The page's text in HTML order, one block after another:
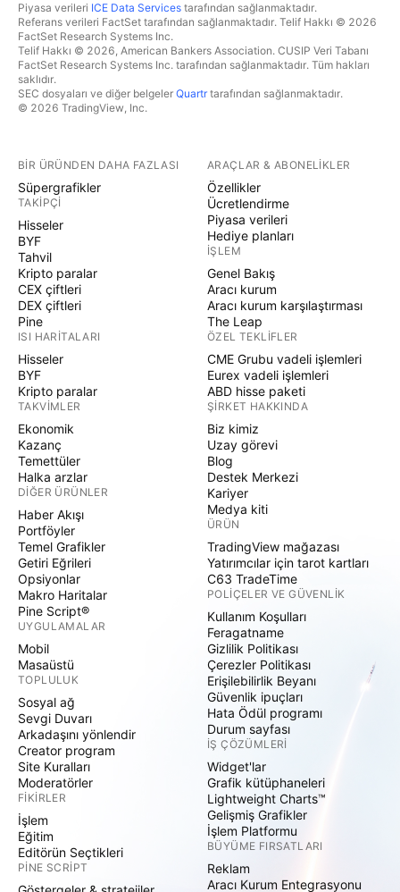
Piyasa verileri ICE Data Services tarafından sağlanmaktadır.
Referans verileri FactSet tarafından sağlanmaktadır. Telif Hakkı © 2026
FactSet Research Systems Inc.
Telif Hakkı © 2026, American Bankers Association. CUSIP Veri Tabanı
FactSet Research Systems Inc. tarafından sağlanmaktadır. Tüm hakları
saklıdır.
SEC dosyaları ve diğer belgeler Quartrtarafından sağlanmaktadır.
© 2026 TradingView, Inc.
BIR ÜRÜNDEN DAHA FAZLASI
Süpergrafikler
TAKIPÇI
Hisseler
BYF
Tahvil
Kripto paralar
CEX çiftleri
DEX çiftleri
Pine
ISI HARITALARI
Hisseler
BYF
Kripto paralar
TAKVIMLER
Ekonomik
Kazanç
Temettüler
Halka arzlar
DIĞER ÜRÜNLER
Haber Akışı
Portföyler
Temel Grafikler
Getiri Eğrileri
Opsiyonlar
Makro Haritalar
Pine Script®
UYGULAMALAR
Mobil
Masaüstü
TOPLULUK
Sosyal ağ
Sevgi Duvarı
Arkadaşını yönlendir
Creator program
Site Kuralları
Moderatörler
FIKIRLER
İşlem
Eğitim
Editörün Seçtikleri
PINE SCRIPT
ARAÇLAR & ABONELIKLER
Özellikler
Ücretlendirme
Piyasa verileri
Hediye planları
İŞLEM
Genel Bakış
Aracı kurum
Aracı kurum karşılaştırması
The Leap
ÖZEL TEKLIFLER
CME Grubu vadeli işlemleri
Eurex vadeli işlemleri
ABD hisse paketi
ŞIRKET HAKKINDA
Biz kimiz
Uzay görevi
Blog
Destek Merkezi
Kariyer
Medya kiti
ÜRÜN
TradingView mağazası
Yatırımcılar için tarot kartları
C63 TradeTime
POLIÇELER VE GÜVENLIK
Kullanım Koşulları
Feragatname
Gizlilik Politikası
Çerezler Politikası
Erişilebilirlik Beyanı
Güvenlik ipuçları
Hata Ödül programı
Durum sayfası
İŞ ÇÖZÜMLERI
Widget'lar
Grafik kütüphaneleri
Lightweight Charts™
Gelişmiş Grafikler
İşlem Platformu
BÜYÜME FIRSATLARI
Reklam
Aracı Kurum Entegrasyonu